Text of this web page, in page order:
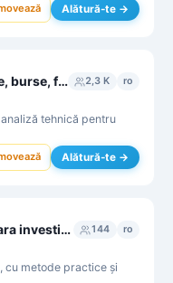
Alătură-te →
Investitori - Cryptomonede, burse, fonduri 2,3 K ro
tehnică pentru
Alătură-te →
Hai sa facem bani(cu sau fara investiții) 144 ro
cu metode practice și